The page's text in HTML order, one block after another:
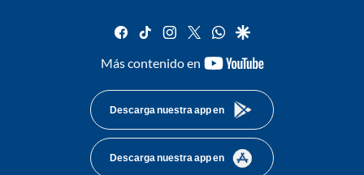
facebook
tiktok instagram
twitterwhatsapp
google
Más contenido en
youtube-
Descarga nuestra app en
Descarga nuestra app en